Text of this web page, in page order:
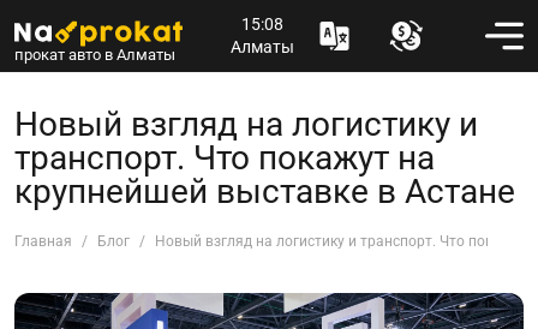
прокат авто в Алматы
15:08
Алматы
Новый взгляд на логистику и
транспорт. Что покажут на
крупнейшей выставке в Астане
Главная Блог Новый взгляд на логистику и транспорт. Что покажут